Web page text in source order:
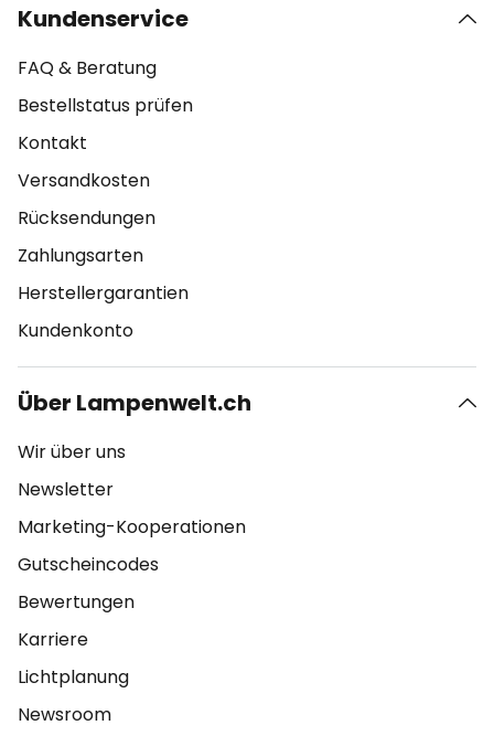
Kundenservice
FAQ & Beratung
Bestellstatus prüfen
Kontakt
Versandkosten
Rücksendungen
Zahlungsarten
Herstellergarantien
Kundenkonto
Über Lampenwelt.ch
Wir über uns
Newsletter
Marketing-Kooperationen
Gutscheincodes
Bewertungen
Karriere
Lichtplanung
Newsroom